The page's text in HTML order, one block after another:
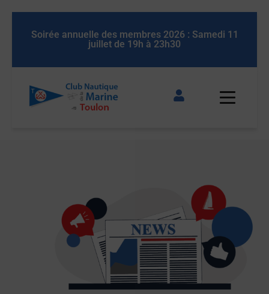
des membres 2026 : Samedi 11
juillet de 19h à 23h30
Soirée annuelle des